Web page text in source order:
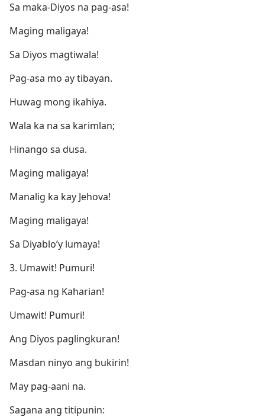
Sa maka-Diyos na pag-asa!
Maging maligaya!
Sa Diyos magtiwala!
Pag-asa mo ay tibayan.
Huwag mong ikahiya.
Wala ka na sa karimlan;
Hinango sa dusa.
Maging maligaya!
Manalig ka kay Jehova!
Maging maligaya!
Sa Diyablo’y lumaya!
3. Umawit! Pumuri!
Pag-asa ng Kaharian!
Umawit! Pumuri!
Ang Diyos paglingkuran!
Masdan ninyo ang bukirin!
May pag-aani na.
Sagana ang titipunin: